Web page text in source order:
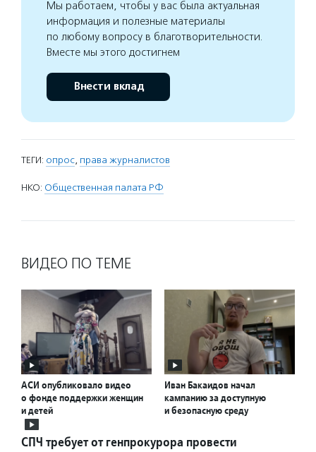
Мы работаем, чтобы у вас была актуальная
информация и полезные материалы
по любому вопросу в благотворительности.
Вместе мы этого достигнем
Внести вклад
ТЕГИ: опрос, права журналистов
НКО: Общественная палата РФ
ВИДЕО ПО ТЕМЕ
АСИ опубликовало видео
о фонде поддержки женщин
и детей
Иван Бакаидов начал
кампанию за доступную
и безопасную среду
СПЧ требует от генпрокурора провести